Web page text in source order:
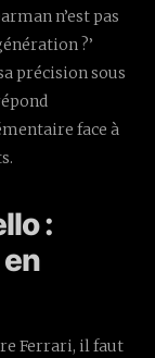
n’est pas
?’
précision sous
face à
:
Ferrari, il faut